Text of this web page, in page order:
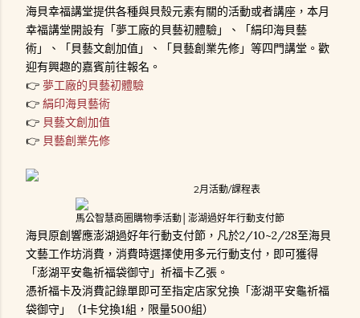
海貝幸福講堂提供各種與貝殼元素有關的活動或者講座，本月
幸福講堂開設有「夢工廠的貝藝初體驗」、「絹印海貝藝
術」、「貝藝文創加值」、「貝藝創業先修」等四門講堂。歡
迎有興趣的嘉賓前往報名。
👉 夢工廠的貝藝初體驗
👉 絹印海貝藝術
👉 貝藝文創加值
👉 貝藝創業先修
2月活動/課程表
馬公智慧商圈購物季活動│澎湖過好年行動支付節
海貝原創響應澎湖過好年行動支付節，凡於2/10~2/28至海貝
文藝工作坊消費，消費時選擇使用多元行動支付，即可獲得
「澎湖平安龜祈福袋御守」祈福卡乙張。
憑祈福卡及消費記錄單即可至指定店家兌換「澎湖平安龜祈福
袋御守」（1卡兌換1組，限量500組）